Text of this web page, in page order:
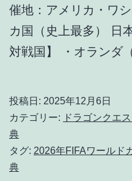
催地：アメリカ・ワ
カ国（史上最多） 日
対戦国】 ・オランダ
投稿日: 2025年12月6日
カテゴリー: ドラゴンクエ
典
タグ: 2026年FIFAワールド
典